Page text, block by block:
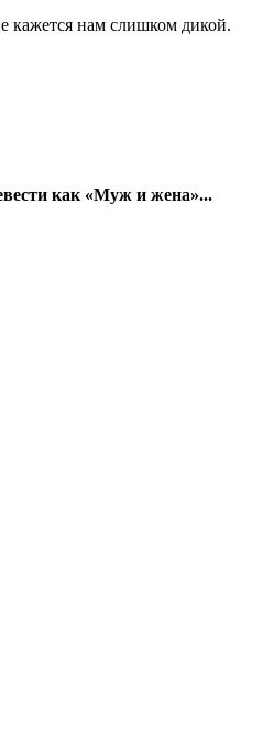
кажется нам слишком дикой.
как «Муж и жена»...